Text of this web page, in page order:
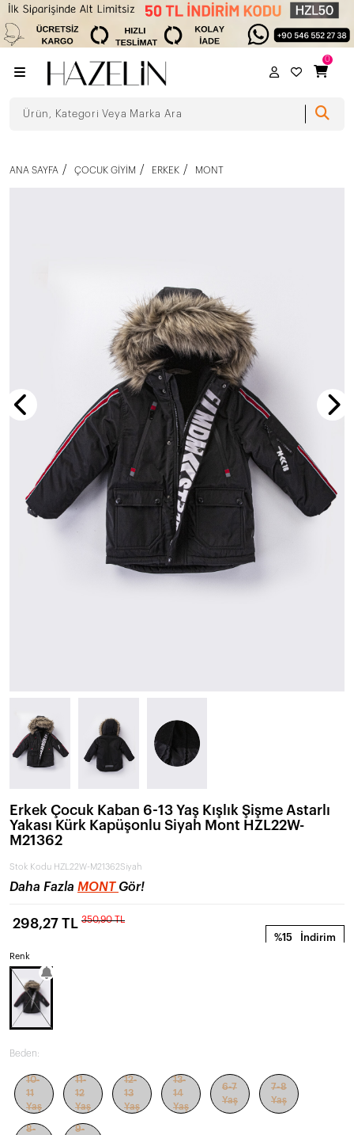
0
ANA SAYFA ÇOCUK GIYIM ERKEK MONT
Erkek Çocuk Kaban 6-13 Yaş Kışlık Şişme Astarlı
Yakası Kürk Kapüşonlu Siyah Mont HZL22W-
M21362
Stok Kodu HZL22W-M21362Siyah
Daha Fazla MONT Gör!
%15 İndirim
298,27 TL 350,90 TL
Renk
Beden:
10-
11
Yaş
11-
12
Yaş
12-
13
Yaş
13-
14
Yaş
6-7
Yaş
7-8
Yaş
8-
9-